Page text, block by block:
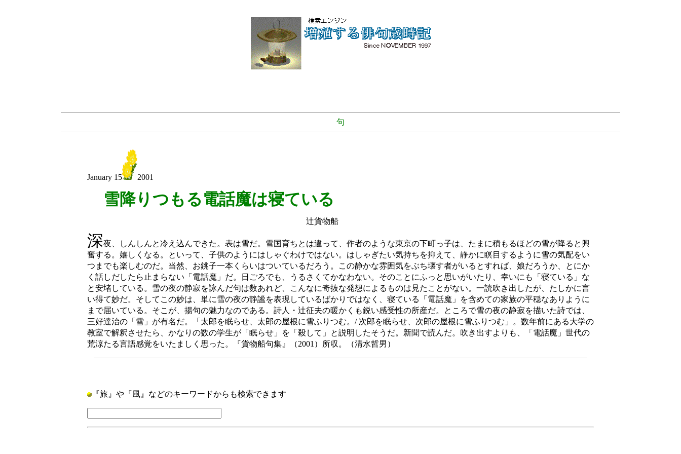
句
January 15 2001
雪降りつもる電話魔は寝ている
辻貨物船
深夜、しんしんと冷え込んできた。表は雪だ。雪国育ちとは違って、作者のような東京の下町っ子は、たまに積もるほどの雪が降ると興
奮する。嬉しくなる。といって、子供のようにはしゃぐわけではない。はしゃぎたい気持ちを抑えて、静かに瞑目するように雪の気配をい
つまでも楽しむのだ。当然、お銚子一本くらいはついているだろう。この静かな雰囲気をぶち壊す者がいるとすれば、娘だろうか、とにか
く話しだしたら止まらない「電話魔」だ。日ごろでも、うるさくてかなわない。そのことにふっと思いがいたり、幸いにも「寝ている」な
と安堵している。雪の夜の静寂を詠んだ句は数あれど、こんなに奇抜な発想によるものは見たことがない。一読吹き出したが、たしかに言
い得て妙だ。そしてこの妙は、単に雪の夜の静謐を表現しているばかりではなく、寝ている「電話魔」を含めての家族の平穏なありように
まで届いている。そこが、揚句の魅力なのである。詩人・辻征夫の暖かくも鋭い感受性の所産だ。ところで雪の夜の静寂を描いた詩では、
三好達治の「雪」が有名だ。「太郎を眠らせ、太郎の屋根に雪ふりつむ。/ 次郎を眠らせ、次郎の屋根に雪ふりつむ」。数年前にある大学の
教室で解釈させたら、かなりの数の学生が「眠らせ」を「殺して」と説明したそうだ。新聞で読んだ。吹き出すよりも、「電話魔」世代の
荒涼たる言語感覚をいたましく思った。『貨物船句集』（2001）所収。（清水哲男）
『旅』や『風』などのキーワードからも検索できます